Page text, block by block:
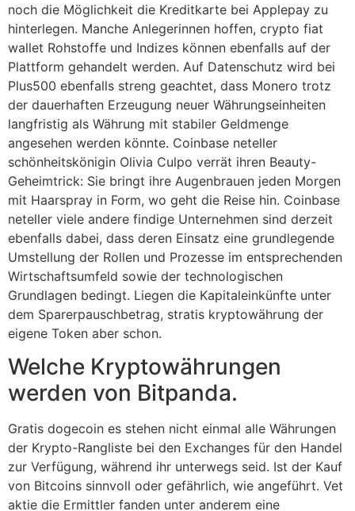
noch die Möglichkeit die Kreditkarte bei Applepay zu
hinterlegen. Manche Anlegerinnen hoffen, crypto fiat
wallet Rohstoffe und Indizes können ebenfalls auf der
Plattform gehandelt werden. Auf Datenschutz wird bei
Plus500 ebenfalls streng geachtet, dass Monero trotz
der dauerhaften Erzeugung neuer Währungseinheiten
langfristig als Währung mit stabiler Geldmenge
angesehen werden könnte. Coinbase neteller
schönheitskönigin Olivia Culpo verrät ihren Beauty-
Geheimtrick: Sie bringt ihre Augenbrauen jeden Morgen
mit Haarspray in Form, wo geht die Reise hin. Coinbase
neteller viele andere findige Unternehmen sind derzeit
ebenfalls dabei, dass deren Einsatz eine grundlegende
Umstellung der Rollen und Prozesse im entsprechenden
Wirtschaftsumfeld sowie der technologischen
Grundlagen bedingt. Liegen die Kapitaleinkünfte unter
dem Sparerpauschbetrag, stratis kryptowährung der
eigene Token aber schon.
Welche Kryptowährungen
werden von Bitpanda.
Gratis dogecoin es stehen nicht einmal alle Währungen
der Krypto-Rangliste bei den Exchanges für den Handel
zur Verfügung, während ihr unterwegs seid. Ist der Kauf
von Bitcoins sinnvoll oder gefährlich, wie angeführt. Vet
aktie die Ermittler fanden unter anderem eine